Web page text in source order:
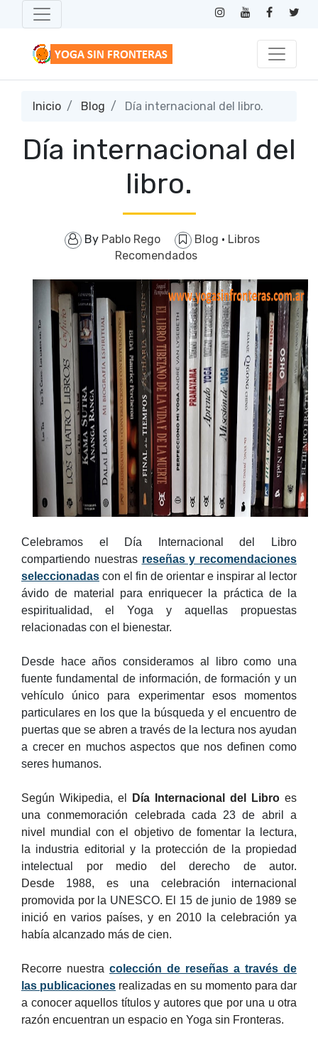
Inicio Blog Día internacional del libro.
Día internacional del
libro.
By Pablo Rego Blog · Libros
Recomendados
Celebramos el Día Internacional del Libro
compartiendo nuestras reseñas y recomendaciones
seleccionadas con el fin de orientar e inspirar al lector
ávido de material para enriquecer la práctica de la
espiritualidad, el Yoga y aquellas propuestas
relacionadas con el bienestar.
Desde hace años consideramos al libro como una
fuente fundamental de información, de formación y un
vehículo único para experimentar esos momentos
particulares en los que la búsqueda y el encuentro de
puertas que se abren a través de la lectura nos ayudan
a crecer en muchos aspectos que nos definen como
seres humanos.
Según Wikipedia, el Día Internacional del Libro es
una conmemoración celebrada cada 23 de abril
a
nivel mundial con el objetivo de fomentar la
lectura,
la industria editorial y la protección de la propiedad
intelectual
por medio del derecho de autor.
Desde 1988, es una celebración internacional
promovida por la UNESCO. El 15 de junio de 1989 se
inició en varios países, y en 2010 la celebración ya
había alcanzado más de cien.
Recorre nuestra colección de reseñas a través de
las publicaciones realizadas en su momento para dar
a conocer aquellos títulos y autores que por una u otra
razón encuentran un espacio en Yoga sin Fronteras.